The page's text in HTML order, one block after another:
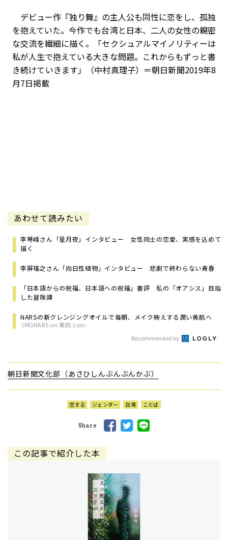
デビュー作『独り舞』の主人公も同性に恋をし、孤独
を抱えていた。今作でも台湾と日本、二人の女性の親密
な交流を繊細に描く。「セクシュアルマイノリティーは
私が人生で抱えている大きな問題。これからもずっと書
き続けていきます」（中村真理子）＝朝日新聞2019年8
月7日掲載
あわせて読みたい
李琴峰さん「星月夜」インタビュー 女性同士の恋愛、実感を込めて
描く
李屏瑤之さん「向日性植物」インタビュー 悲劇で終わらない青春
「日本語からの祝福、日本語への祝福」書評 私の「オアシス」目指
した冒険譚
NARSの新クレンジングオイルで毎朝、メイク映えする潤い美肌へ
(PR)NARS on 美的.com
Recommended by
朝日新聞文化部（あさひしんぶんぶんかぶ）
恋する ジェンダー 台湾 ことば
Share
この記事で紹介した本